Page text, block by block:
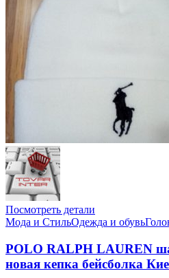
Посмотреть детали
Мода и СтильОдежда и обувь
POLO RALPH LAUREN
новая кепка бейсболка